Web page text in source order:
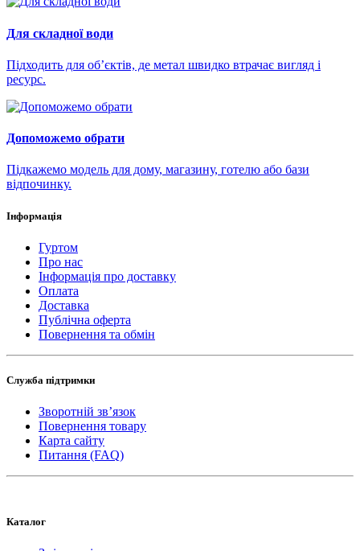
Для складної води
Підходить для об’єктів, де метал швидко втрачає вигляд і
ресурс.
Допоможемо обрати
Підкажемо модель для дому, магазину, готелю або бази
відпочинку.
Інформація
Гуртом
Про нас
Інформація про доставку
Оплата
Доставка
Публічна оферта
Повернення та обмін
Служба підтримки
Зворотній зв’язок
Повернення товару
Карта сайту
Питання (FAQ)
Каталог